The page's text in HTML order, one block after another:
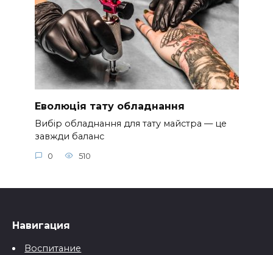
Еволюція тату обладнання
Вибір обладнання для тату майстра — це
завжди баланс
0 510
Навигация
Воспитание